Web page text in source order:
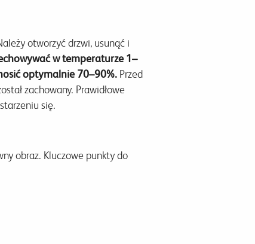
otworzyć drzwi, usunąć i
w temperaturze 1–
optymalnie 70–90%.Przed
zachowany. Prawidłowe
się.
obraz. Kluczowe punkty do